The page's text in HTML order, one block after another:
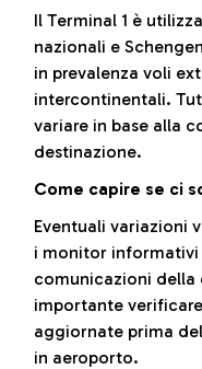
Il Terminal 1 è
nazionali e
in prevalenza voli
intercontinentali.
variare in base alla
destinazione.
Come capire se ci
Eventuali variazioni
i monitor
comunicazioni della
importante
aggiornate prima
in aeroporto.